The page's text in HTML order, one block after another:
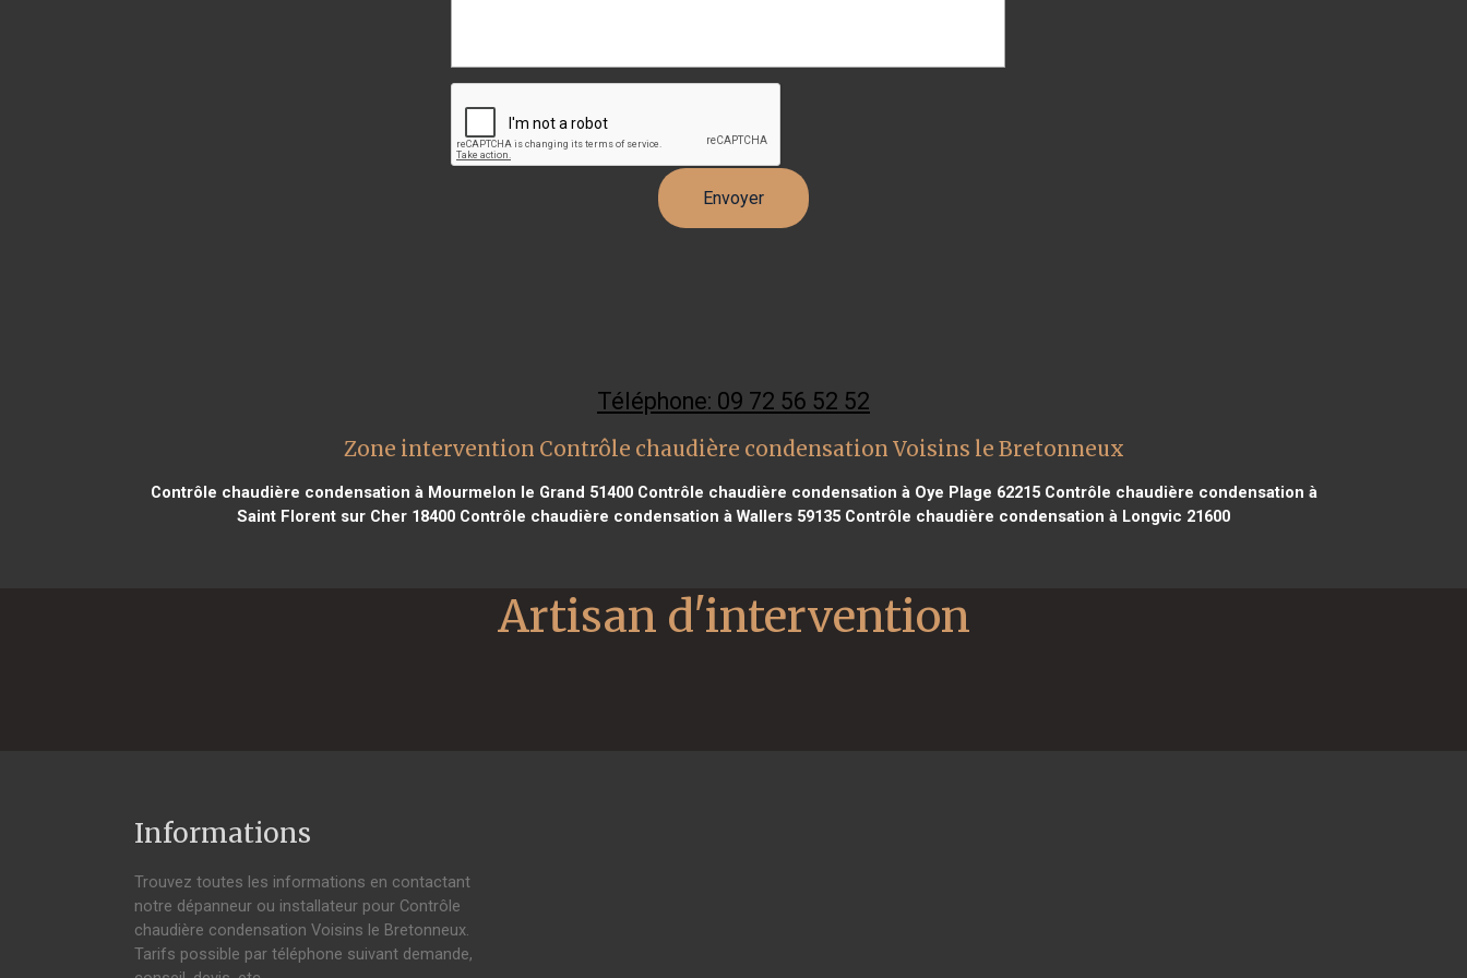
Téléphone: 09 72 56 52 52
Zone intervention Contrôle chaudière condensation Voisins le Bretonneux
Contrôle chaudière condensation à Mourmelon le Grand 51400Contrôle chaudière condensation à Oye Plage 62215Contrôle chaudière condensation à
Saint Florent sur Cher 18400 Contrôle chaudière condensation à Wallers 59135 Contrôle chaudière condensation à Longvic 21600
Informations
Trouvez toutes les informations en contactant
notre dépanneur ou installateur pour Contrôle
chaudière condensation Voisins le Bretonneux.
Tarifs possible par téléphone suivant demande,
Artisan d'intervention